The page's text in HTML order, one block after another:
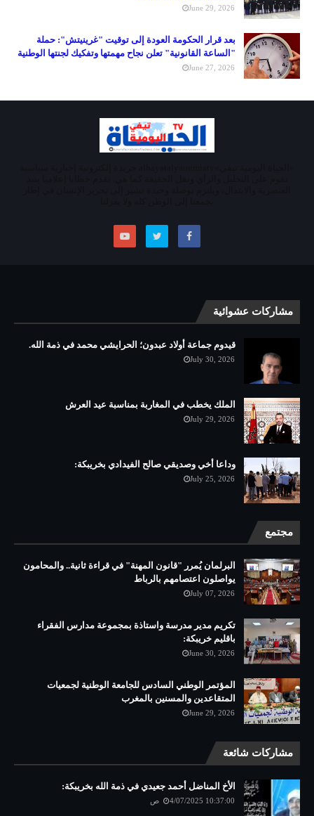
June 29, 2026
بعد قرار الحكومة العودة إلى توقيت "غرينيتش": حملة
"الساعة القانونية" تعلن نجاح مهمتها وتفكيك لجنتها الوطنية
June 27, 2026
مشاركات عشوائية
قيدوم جماعة أولاد عبدون؛ الحرايشي محمد في ذمة الله.
July 30, 2026
الملك يخطب في المغاربة بمناسبة عيد العرش
July 29, 2026
وداعا أخي وصديقي صالح الفيدادي بخريبكة:
July 25, 2026
مجتمع
البرلمان يُمرر "قانون المهنة" في قراءة ثانية.. والمحامون
يواصلون اعتصامهم بالرباط
July 07, 2026
تكريم مدير مدرسة واستاذة بمجموعة مدارس الفقراء
باقليم خريبكة:
June 30, 2026
المؤتمر الوطني السادس للجامعة الوطنية لجمعيات
المتقاعدين والمسنين بالمغرب
June 29, 2026
مشاركات شائعة
الأخ المناضل أحمد جعيدي في ذمة الله بخريبكة:
4/07/2025 10:37:00 ص